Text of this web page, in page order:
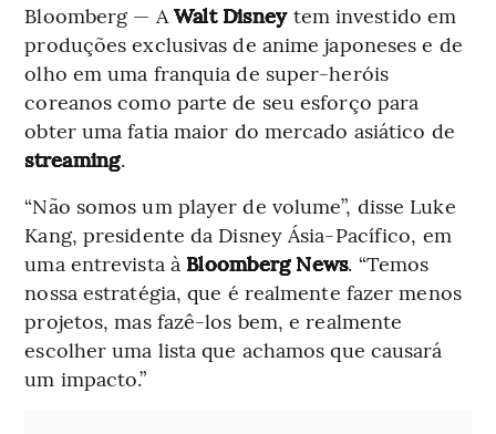
Bloomberg — AWalt Disneytem investido em
produções exclusivas de anime japoneses e de
olho em uma franquia de super-heróis
coreanos como parte de seu esforço para
obter uma fatia maior do mercado asiático de
streaming.
“Não somos um player de volume”, disse Luke
Kang, presidente da Disney Ásia-Pacífico, em
uma entrevista à Bloomberg News. “Temos
nossa estratégia, que é realmente fazer menos
projetos, mas fazê-los bem, e realmente
escolher uma lista que achamos que causará
um impacto.”